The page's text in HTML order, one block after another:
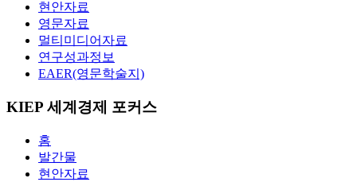
현안자료
영문자료
멀티미디어자료
연구성과정보
EAER(영문학술지)
KIEP 세계경제 포커스
홈
발간물
현안자료